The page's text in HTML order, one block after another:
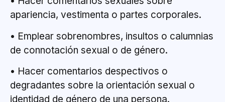
apariencia, vestimenta o partes corporales.
• Emplear sobrenombres, insultos o calumnias
de connotación sexual o de género.
• Hacer comentarios despectivos o
degradantes sobre la orientación sexual o
identidad de género de una persona.